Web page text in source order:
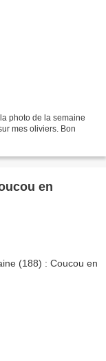
photo de la semaine
mes oliviers. Bon
en